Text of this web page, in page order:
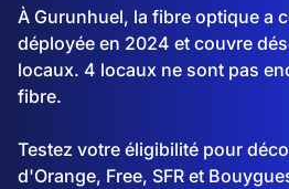
À Gurunhuel, la fibre optique a
déployée en 2024 et couvre
locaux. 4 locaux ne sont pas
fibre.
Testez votre éligibilité pour
d'Orange, Free, SFR et